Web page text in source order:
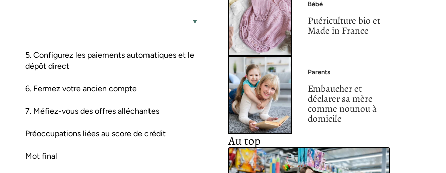
5. Configurez les paiements automatiques et le
dépôt direct
6. Fermez votre ancien compte
7. Méfiez-vous des offres alléchantes
Préoccupations liées au score de crédit
Mot final
Bébé
Puériculture bio et
Made in France
Parents
Embaucher et
déclarer sa mère
comme nounou à
domicile
Au top